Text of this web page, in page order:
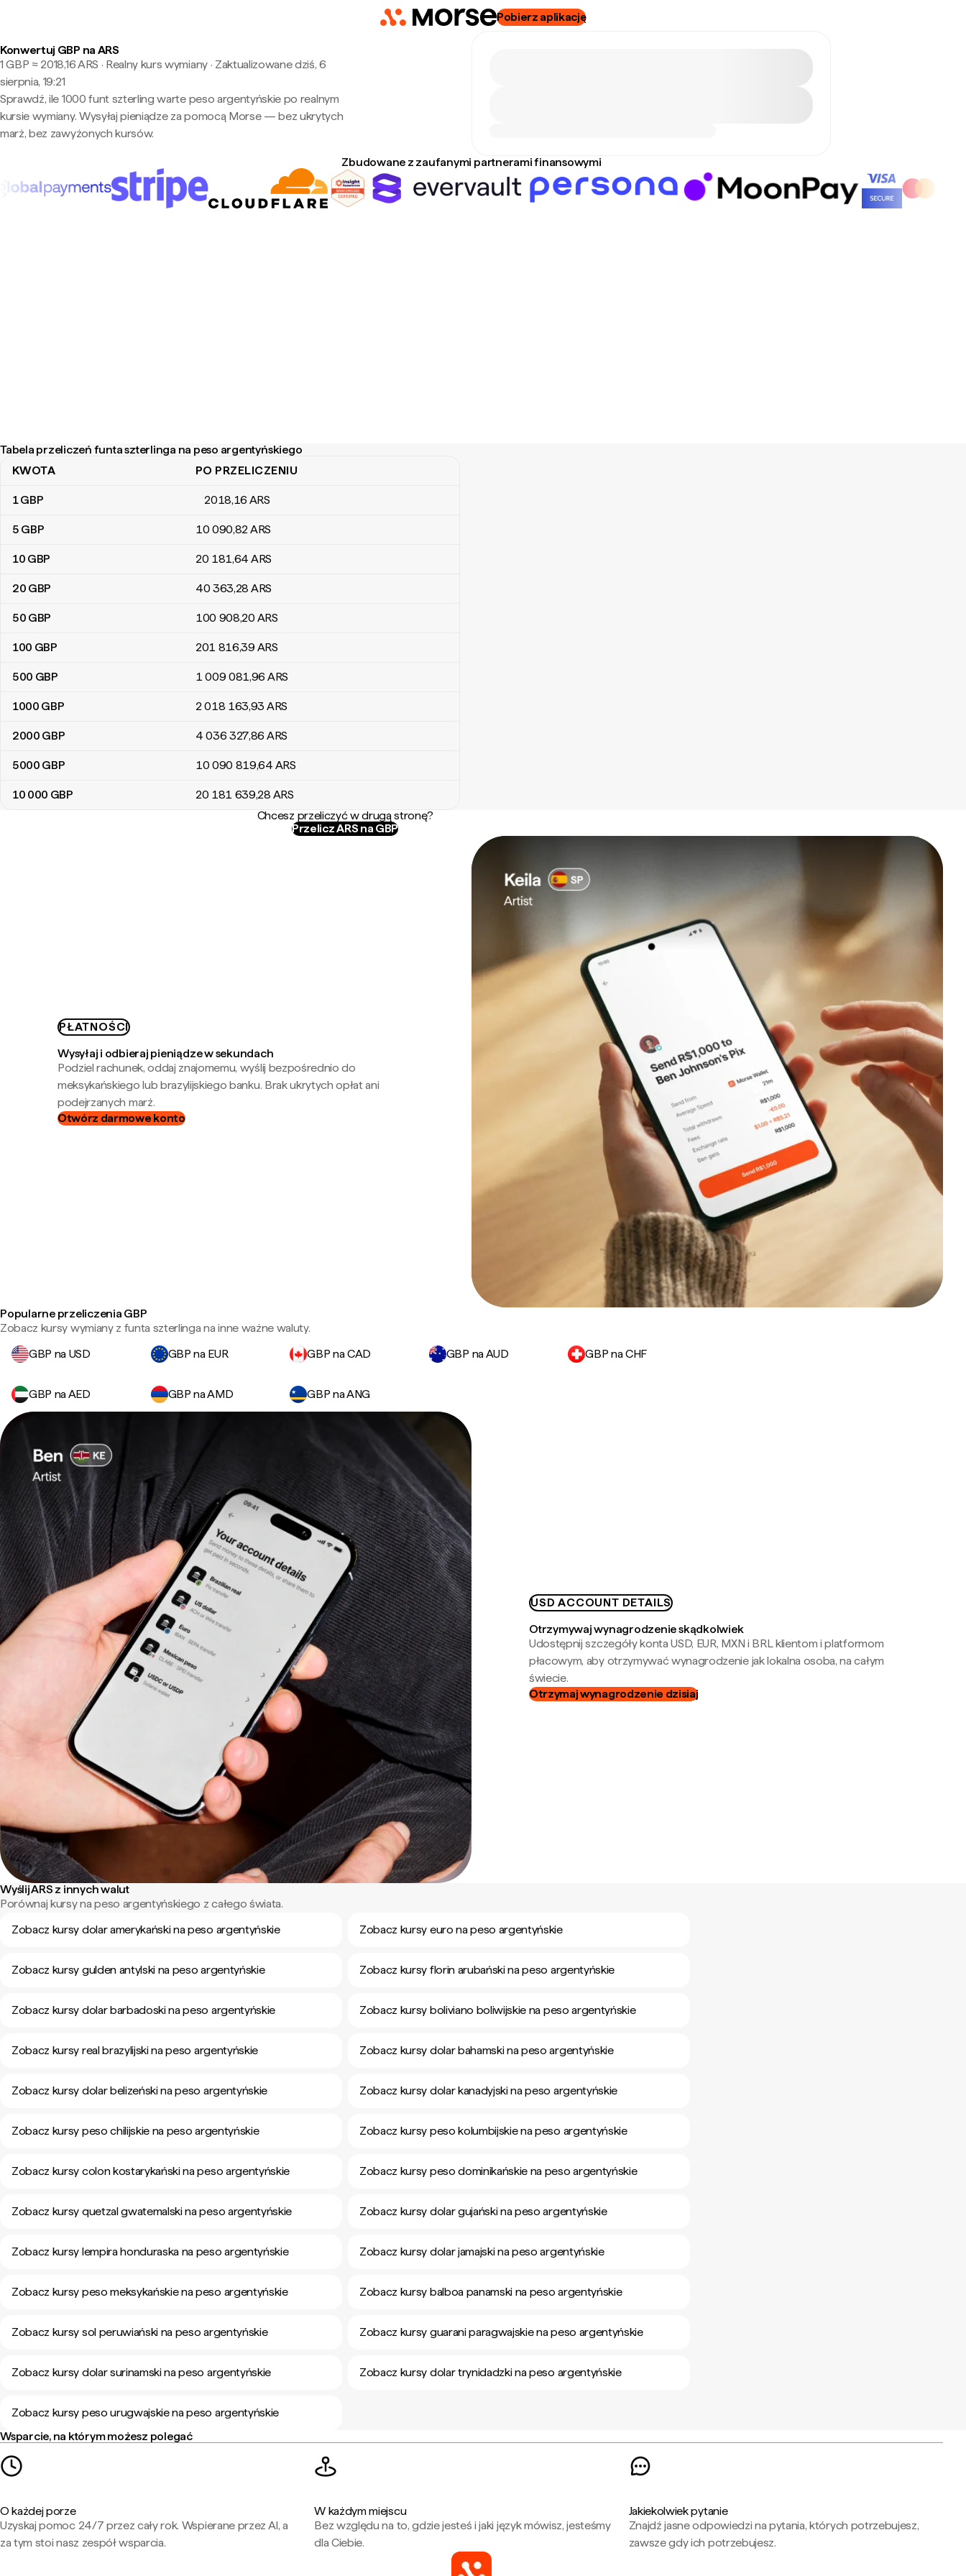
Pobierz aplikację
Konwertuj GBP na ARS
1 GBP ≈ 2018,16 ARS · Realny kurs wymiany· Zaktualizowane dziś, 6
sierpnia, 19:21
Sprawdź, ile 1000 funt szterling warte peso argentyńskie po realnym
kursie wymiany. Wysyłaj pieniądze za pomocą Morse — bez ukrytych
marż, bez zawyżonych kursów.
Zbudowane z zaufanymi partnerami finansowymi
Tabela przeliczeń funta szterlinga na peso argentyńskiego
Tabela przeliczeń funta szterlinga na peso argentyńskiego
KWOTA PO PRZELICZENIU
1GBP 2018,16 ARS
5 GBP 10 090,82ARS
10 GBP 20 181,64 ARS
20 GBP 40 363,28 ARS
50 GBP 100 908,20 ARS
100 GBP 201 816,39 ARS
500 GBP 1 009 081,96 ARS
1000 GBP 2 018 163,93 ARS
2000 GBP 4 036 327,86 ARS
5000 GBP 10 090 819,64 ARS
10 000 GBP 20 181 639,28 ARS
Chcesz przeliczyć w drugą stronę?
Przelicz ARS na GBP
PŁATNOŚCI
Wysyłaj i odbieraj pieniądze w sekundach
Podziel rachunek, oddaj znajomemu, wyślij bezpośrednio do
meksykańskiego lub brazylijskiego banku. Brak ukrytych opłat ani
podejrzanych marż.
Otwórz darmowe konto
Popularne przeliczenia GBP
Zobacz kursy wymiany z funta szterlinga na inne ważne waluty.
GBP na USD
GBP na EUR GBP na CAD GBP na AUD GBP na CHF
GBP na AED GBP na AMD GBP na ANG
USD ACCOUNT DETAILS
Otrzymywaj wynagrodzenie skądkolwiek
Udostępnij szczegóły konta USD, EUR, MXN i BRL klientom i platformom
płacowym, aby otrzymywać wynagrodzenie jak lokalna osoba, na całym
świecie.
Otrzymaj wynagrodzenie dzisiaj
Wyślij ARS z innych walut
Porównaj kursy na peso argentyńskiego z całego świata.
Zobacz kursy dolar amerykański na peso argentyńskie
Zobacz kursy euro na peso argentyńskie
Zobacz kursy gulden antylski na peso argentyńskie Zobacz kursy florin arubański na peso argentyńskie
Zobacz kursy dolar barbadoski na peso argentyńskie Zobacz kursy boliviano boliwijskie na peso argentyńskie
Zobacz kursy real brazylijski na peso argentyńskie Zobacz kursy dolar bahamski na peso argentyńskie
Zobacz kursy dolar belizeński na peso argentyńskie Zobacz kursy dolar kanadyjski na peso argentyńskie
Zobacz kursy peso chilijskie na peso argentyńskie Zobacz kursy peso kolumbijskie na peso argentyńskie
Zobacz kursy colon kostarykański na peso argentyńskie Zobacz kursy peso dominikańskie na peso argentyńskie
Zobacz kursy quetzal gwatemalski na peso argentyńskie Zobacz kursy dolar gujański na peso argentyńskie
Zobacz kursy lempira honduraska na peso argentyńskie Zobacz kursy dolar jamajski na peso argentyńskie
Zobacz kursy peso meksykańskie na peso argentyńskie Zobacz kursy balboa panamski na peso argentyńskie
Zobacz kursy sol peruwiański na peso argentyńskie Zobacz kursy guarani paragwajskie na peso argentyńskie
Zobacz kursy dolar surinamski na peso argentyńskie Zobacz kursy dolar trynidadzki na peso argentyńskie
Zobacz kursy peso urugwajskie na peso argentyńskie
Wsparcie, na którym możesz polegać
O każdej porze
Uzyskaj pomoc 24/7 przez cały rok. Wspierane przez AI, a
za tym stoi nasz zespół wsparcia.
W każdym miejscu
Bez względu na to, gdzie jesteś i jaki język mówisz, jesteśmy
dla Ciebie.
Jakiekolwiek pytanie
Znajdź jasne odpowiedzi na pytania, których potrzebujesz,
zawsze gdy ich potrzebujesz.